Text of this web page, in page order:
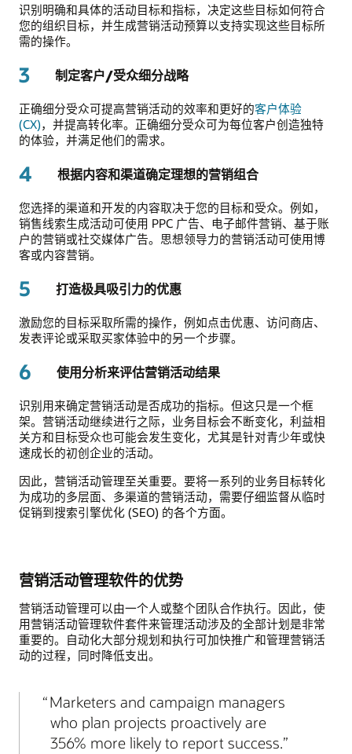
识别明确和具体的活动目标和指标，决定这些目标如何符合
您的组织目标，并生成营销活动预算以支持实现这些目标所
需的操作。
3 制定客户/受众细分战略
正确细分受众可提高营销活动的效率和更好的客户体验
(CX)，并提高转化率。正确细分受众可为每位客户创造独特
的体验，并满足他们的需求。
4 根据内容和渠道确定理想的营销组合
您选择的渠道和开发的内容取决于您的目标和受众。例如，
销售线索生成活动可使用 PPC 广告、电子邮件营销、基于账
户的营销或社交媒体广告。思想领导力的营销活动可使用博
客或内容营销。
5 打造极具吸引力的优惠
激励您的目标采取所需的操作，例如点击优惠、访问商店、
发表评论或采取买家体验中的另一个步骤。
6 使用分析来评估营销活动结果
识别用来确定营销活动是否成功的指标。但这只是一个框
架。营销活动继续进行之际，业务目标会不断变化，利益相
关方和目标受众也可能会发生变化，尤其是针对青少年或快
速成长的初创企业的活动。
因此，营销活动管理至关重要。要将一系列的业务目标转化
为成功的多层面、多渠道的营销活动，需要仔细监督从临时
促销到搜索引擎优化 (SEO) 的各个方面。
营销活动管理软件的优势
营销活动管理可以由一个人或整个团队合作执行。因此，使
用营销活动管理软件套件来管理活动涉及的全部计划是非常
重要的。自动化大部分规划和执行可加快推广和管理营销活
动的过程，同时降低支出。
Marketers and campaign managers
who plan projects proactively are
356% more likely to report success.